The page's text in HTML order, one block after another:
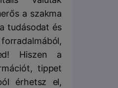
a szakma
tudásodat és
Hiszen a
tippet
érhetsz el,